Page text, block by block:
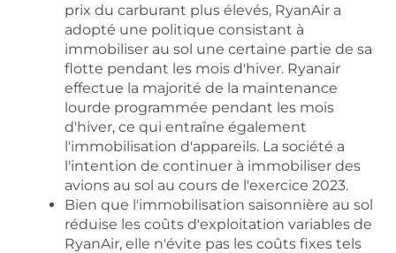
prix du carburant plus élevés, RyanAir a
adopté une politique consistant à
immobiliser au sol une certaine partie de sa
flotte pendant les mois d'hiver. Ryanair
effectue la majorité de la maintenance
lourde programmée pendant les mois
d'hiver, ce qui entraîne également
l'immobilisation d'appareils. La société a
l'intention de continuer à immobiliser des
avions au sol au cours de l'exercice 2023.
Bien que l'immobilisation saisonnière au sol
réduise les coûts d'exploitation variables de
RyanAir, elle n'évite pas les coûts fixes tels